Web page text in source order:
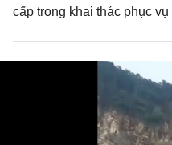
cấp trong khai thác phục